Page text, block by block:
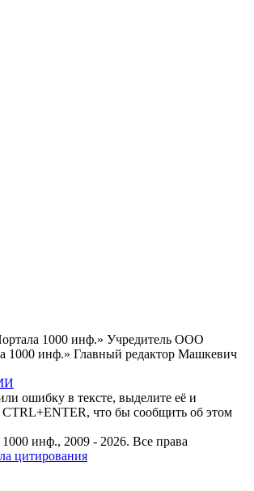
1000 инф.» Учредитель ООО
1000 инф.» Главный редактор Машкевич
ошибку в тексте, выделите её и
что бы сообщить об этом
инф., 2009 - 2026. Все права
цитирования